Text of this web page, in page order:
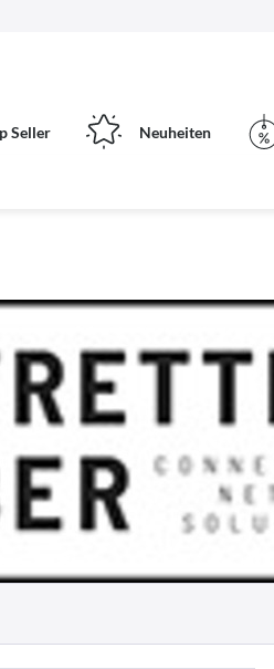
Seller Neuheiten